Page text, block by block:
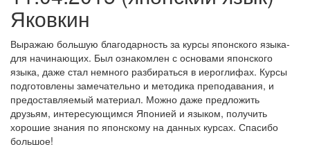
Яковкин
Выражаю большую благодарность за курсы японского языка-
для начинающих. Был ознакомлен с основами японского
языка, даже стал немного разбираться в иероглифах. Курсы
подготовлены замечательно и методика преподавания, и
предоставляемый материал. Можно даже предложить
друзьям, интересующимся Японией и языком, получить
хорошие знания по японскому на данных курсах. Спасибо
большое!